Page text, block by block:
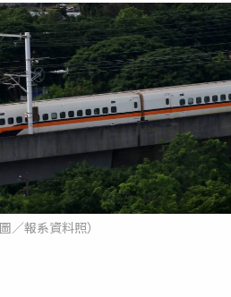
／報系資料照）